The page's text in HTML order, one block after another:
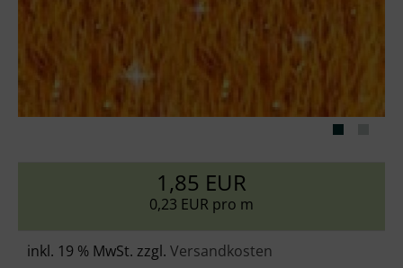
1,85 EUR
0,23 EUR pro m
inkl. 19 % MwSt. zzgl. Versandkosten